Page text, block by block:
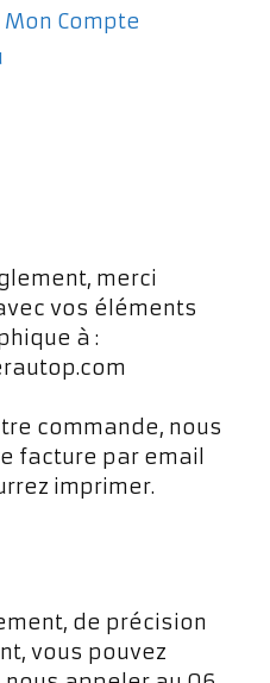
Compte
merci
vos éléments
à :
commande, nous
facture par email
imprimer.
de précision
vous pouvez